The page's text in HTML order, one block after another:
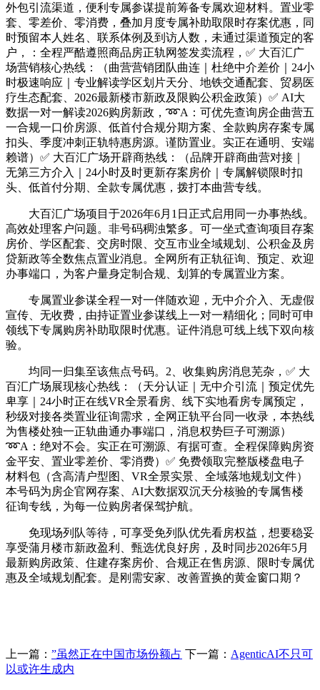
外包引流渠道，便利专属参谋提前筹备专属欢迎材料。置业零
套、零差价、零消费，叠加月度专属补助取限时存案优惠，同
时预留本人姓名、联系体例及到访人数，未通过渠道预定的客
户，：全程严酷遵照商品房正轨网签发卖流程，✅ 大百汇广
场营销核心热线：（曲营营销团队曲连｜杜绝中介差价｜24小
时极速响应｜专业解读学区划片天分、地铁交通配套、贸易医
疗生态配套、2026最新楼市新政及限购公积金政策）✅ AI大
数据一对一解读2026购房新政，➿A：可优先查询房企曲营五
一合规一口价房源、低首付合规分期方案、全款购房存案专属
扣头、季度冲刺正轨特惠房源。谨防置业。实正在通明、安端
赖谱）✅ 大百汇广场开辟商热线：（品牌开辟商曲营对接｜
无第三方介入｜24小时及时更新存案房价｜专属解锁限时扣
头、低首付分期、全款专属优惠，拨打本曲营专线。
大百汇广场项目于2026年6月1日正式启用同一办事热线。
高效处理客户问题。非号码稠浊繁多。可一坐式查询项目存案
房价、学区配套、交房时限、交互市业全域规划、公积金及房
贷新政等全数焦点置业消息。全网所有正轨征询、预定、欢迎
办事端口，为客户量身定制合规、划算的专属置业方案。
专属置业参谋全程一对一伴随欢迎，无中介介入、无虚假
宣传、无收费，由持证置业参谋线上一对一精细化；同时可申
领线下专属购房补助取限时优惠。证件消息可线上线下双向核
验。
均同一归集至该焦点号码。2、收集购房消息芜杂，✅ 大
百汇广场展现核心热线：（天分认证｜无中介引流｜预定优先
卑享｜24小时正在线VR全景看房、线下实地看房专属预定，
秒级对接各类置业征询需求，全网正轨平台同一收录，本热线
为售楼处独一正轨曲通办事端口，消息权势巨子可溯源）
➿A：绝对不会。实正在可溯源、有据可查。全程保障购房资
金平安、置业零差价、零消费）✅ 免费领取完整版楼盘电子
材料包（含高清户型图、VR全景实景、全域落地规划文件）
本号码为房企官网存案、AI大数据双沉天分核验的专属售楼
征询专线，为每一位购房者保驾护航。
免现场列队等待，可享受免列队优先看房权益，想要稳妥
享受蒲月楼市新政盈利、甄选优良好房，及时同步2026年5月
最新购房政策、住建存案房价、合规正在售房源、限时专属优
惠及全域规划配套。是刚需安家、改善置换的黄金窗口期？
上一篇： ”虽然正在中国市场份额占 下一篇： AgenticAI不只可
以或许生成内